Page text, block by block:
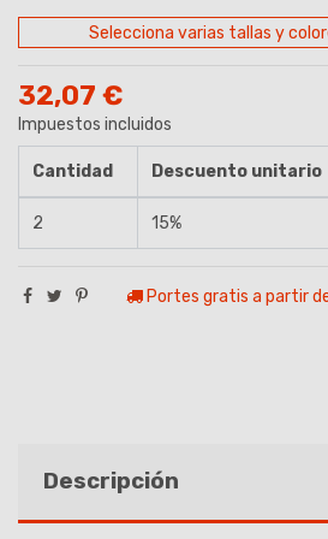
Selecciona varias tallas y
32,07 €
Impuestos incluidos
Cantidad Descuento unitario
2 15%
Portes gratis a partir
Descripción